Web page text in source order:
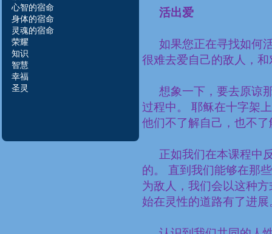
心智的宿命
身体的宿命
灵魂的宿命
荣耀
知识
智慧
幸福
圣灵
活出爱
如果您正在寻找如何
很难去爱自己的敌人，
想象一下，要去原谅
过程中。 耶稣在十字架
他们不了解自己，也不
正如我们在本课程中
的。 直到我们能够在那
为敌人，我们会以这种
始在灵性的道路有了进展